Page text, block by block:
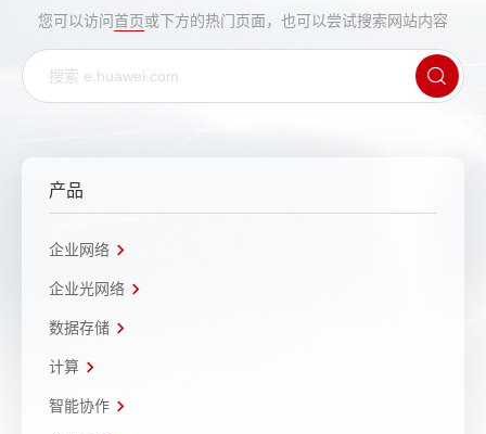
您可以访问首页或下方的热门页面，也可以尝试搜索网站内容
产品
企业网络
企业光网络
数据存储
计算
智能协作